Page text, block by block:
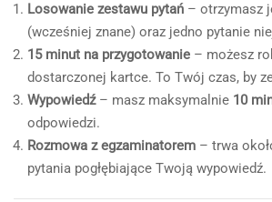
Losowanie zestawu pytań – otrzymasz
(wcześniej znane) oraz jedno pytanie
15 minut na przygotowanie – możesz
dostarczonej kartce. To Twój czas, by
Wypowiedź– masz maksymalnie 10
odpowiedzi.
Rozmowa z egzaminatorem – trwa
pytania pogłębiające Twoją wypowiedź.